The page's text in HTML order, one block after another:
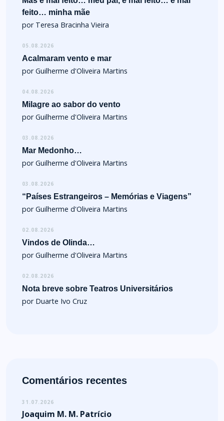
feito… minha mãe
por Teresa Bracinha Vieira
05.08.2026
Acalmaram vento e mar
por Guilherme d'Oliveira Martins
04.08.2026
Milagre ao sabor do vento
por Guilherme d'Oliveira Martins
03.08.2026
Mar Medonho…
por Guilherme d'Oliveira Martins
03.08.2026
“Países Estrangeiros – Memórias e Viagens”
por Guilherme d'Oliveira Martins
02.08.2026
Vindos de Olinda…
por Guilherme d'Oliveira Martins
02.08.2026
Nota breve sobre Teatros Universitários
por Duarte Ivo Cruz
Comentários recentes
31.07.2026
Joaquim M. M. Patrício